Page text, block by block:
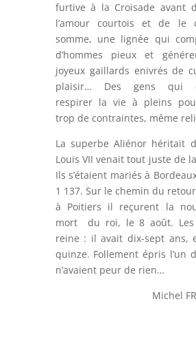
furtive à la Croisade avant
l’amour courtois et de le
somme, une lignée qui
d’hommes pieux et
joyeux gaillards enivrés de
plaisir… Des gens qui
respirer la vie à pleins
trop de contraintes, même
La superbe Aliénor héritait
Louis VII venait tout juste de
Ils s’étaient mariés à
1 137. Sur le chemin du
à Poitiers il reçurent la
mort du roi, le 8 août.
reine : il avait dix-sept ans,
quinze. Follement épris l’un
n’avaient peur de rien…
Michel